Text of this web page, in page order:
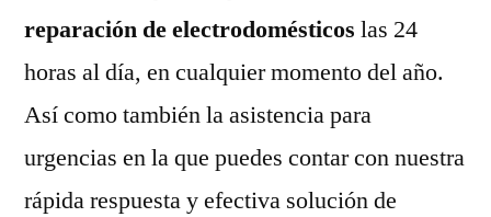
reparación de electrodomésticos las 24
horas al día, en cualquier momento del año.
Así como también la asistencia para
urgencias en la que puedes contar con nuestra
rápida respuesta y efectiva solución de